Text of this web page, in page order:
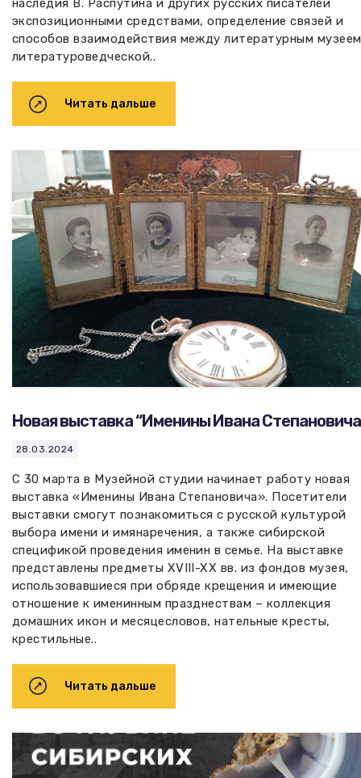
наследия В. Распутина и других русских писателей
экспозиционными средствами, определение связей и
способов взаимодействия между литературным
литературоведческой..
Читать дальше
Новая выставка “Именины Ивана
28.03.2024
С 30 марта в Музейной студии начинает работу новая
выставка «Именины Ивана Степановича». Посетители
выставки смогут познакомиться с русской культурой
выбора имени и имянаречения, а также сибирской
спецификой проведения именин в семье. На выставке
представлены предметы XVIII-XX вв. из фондов музея,
использовавшиеся при обряде крещения и имеющие
отношение к именинным празднествам – коллекция
домашних икон и месяцесловов, нательные кресты,
крестильные..
Читать дальше